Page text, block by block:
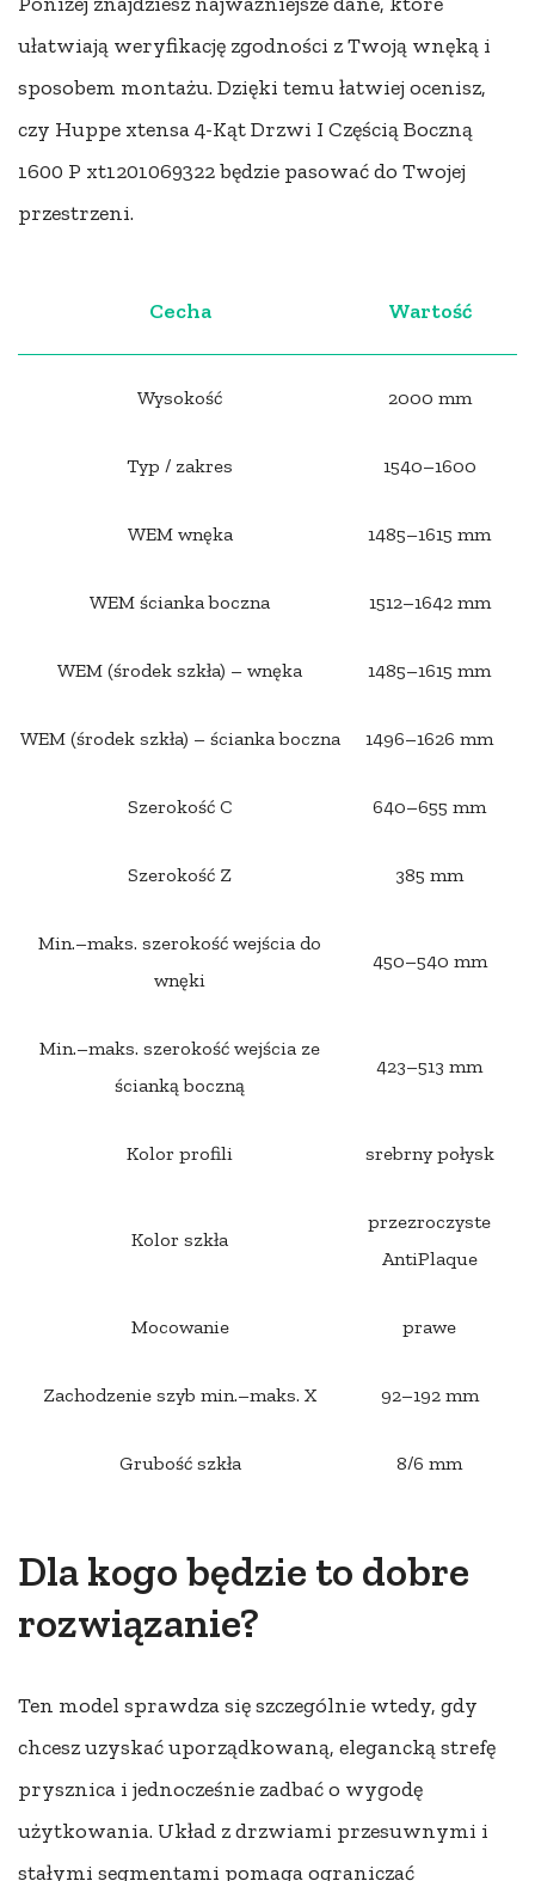
ułatwiają weryfikację zgodności z Twoją wnęką i
sposobem montażu. Dzięki temu łatwiej ocenisz,
czy Huppe xtensa 4-Kąt Drzwi I Częścią Boczną
1600 P xt1201069322 będzie pasować do Twojej
przestrzeni.
Cecha Wartość
Wysokość 2000 mm
Typ / zakres 1540–1600
WEM wnęka 1485–1615 mm
WEM ścianka boczna 1512–1642 mm
WEM (środek szkła) – wnęka 1485–1615 mm
WEM (środek szkła) – ścianka boczna 1496–1626 mm
Szerokość C 640–655 mm
Szerokość Z 385 mm
Min.–maks. szerokość wejścia do
wnęki
450–540 mm
Min.–maks. szerokość wejścia ze
ścianką boczną
423–513 mm
Kolor profili srebrny połysk
Kolor szkła
przezroczyste
AntiPlaque
Mocowanie prawe
Zachodzenie szyb min.–maks. X 92–192 mm
Grubość szkła 8/6 mm
Dla kogo będzie to dobre
rozwiązanie?
Ten model sprawdza się szczególnie wtedy, gdy
chcesz uzyskać uporządkowaną, elegancką strefę
prysznica i jednocześnie zadbać o wygodę
użytkowania. Układ z drzwiami przesuwnymi i
stałymi segmentami pomaga ograniczać